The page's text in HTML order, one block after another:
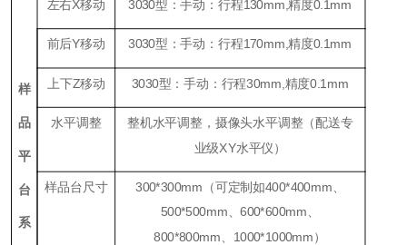
样
品
平
台
系
左右X移动 3030型：手动：行程130mm,精度0.1mm
前后Y移动 3030型：手动：行程170mm,精度0.1mm
上下Z移动 3030型：手动：行程30mm,精度0.1mm
水平调整
整机水平调整，摄像头水平调整（配送专
业级XY水平仪）
样品台尺寸
300*300mm（可定制如400*400mm、
500*500mm、600*600mm、
800*800mm、1000*1000mm）